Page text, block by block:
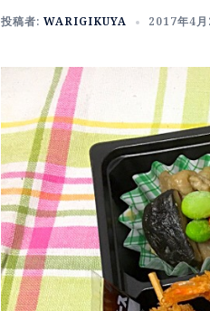
投稿者: WARIGIKUYA 2017年4月